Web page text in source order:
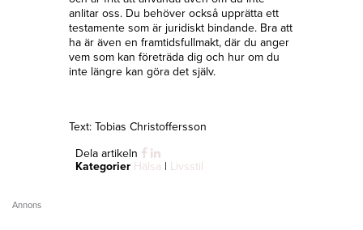
anlitar oss. Du behöver också upprätta ett
testamente som är juridiskt bindande. Bra att
ha är även en framtidsfullmakt, där du anger
vem som kan företräda dig och hur om du
inte längre kan göra det själv.
Text: Tobias Christoffersson
Dela artikeln
Kategorier Hälsa | Livsstil
Annons